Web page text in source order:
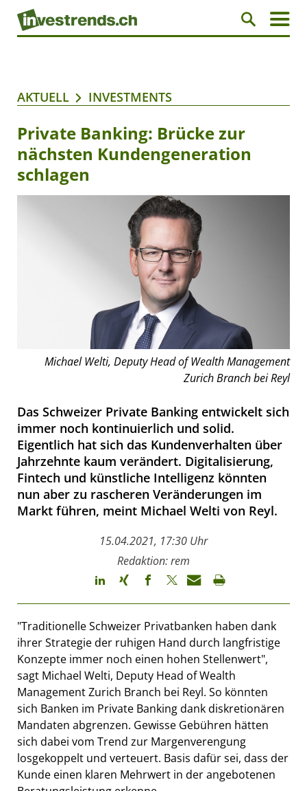
AKTUELL INVESTMENTS
Private Banking: Brücke zur
nächsten Kundengeneration
schlagen
Michael Welti, Deputy Head of Wealth Management
Zurich Branch bei Reyl
Das Schweizer Private Banking entwickelt sich
immer noch kontinuierlich und solid.
Eigentlich hat sich das Kundenverhalten über
Jahrzehnte kaum verändert. Digitalisierung,
Fintech und künstliche Intelligenz könnten
nun aber zu rascheren Veränderungen im
Markt führen, meint Michael Welti von Reyl.
15.04.2021, 17:30 Uhr
Redaktion: rem
"Traditionelle Schweizer Privatbanken haben dank
ihrer Strategie der ruhigen Hand durch langfristige
Konzepte immer noch einen hohen Stellenwert",
sagt Michael Welti, Deputy Head of Wealth
Management Zurich Branch bei Reyl. So könnten
sich Banken im Private Banking dank diskretionären
Mandaten abgrenzen. Gewisse Gebühren hätten
sich dabei vom Trend zur Margenverengung
losgekoppelt und verteuert. Basis dafür sei, dass der
Kunde einen klaren Mehrwert in der angebotenen